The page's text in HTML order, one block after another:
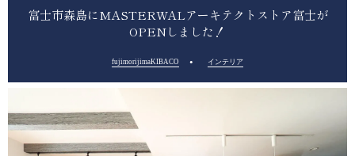
富士市森島にMASTERWALアーキテクトストア富士が
OPENしました！
fujimorijimaKIBACO インテリア